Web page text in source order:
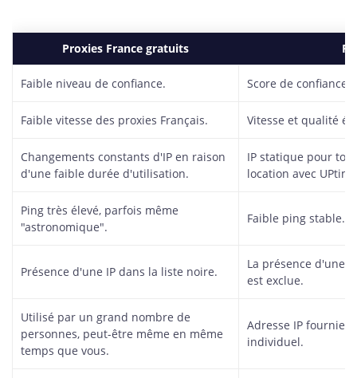
Proxies France gratuits
Faible niveau de confiance. Score de confiance
Faible vitesse des proxies Français. Vitesse et qualité
Changements constants d'IP en raison
d'une faible durée d'utilisation.
IP statique pour
location avec
Ping très élevé, parfois même
"astronomique".
Faible ping stable.
Présence d'une IP dans la liste noire.
La présence d'une
est exclue.
Utilisé par un grand nombre de
personnes, peut-être même en même
temps que vous.
Adresse IP fournie
individuel.